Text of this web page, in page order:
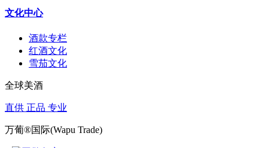
文化中心
酒款专栏
红酒文化
雪茄文化
全球美酒
直供 正品 专业
万葡®国际(Wapu Trade)